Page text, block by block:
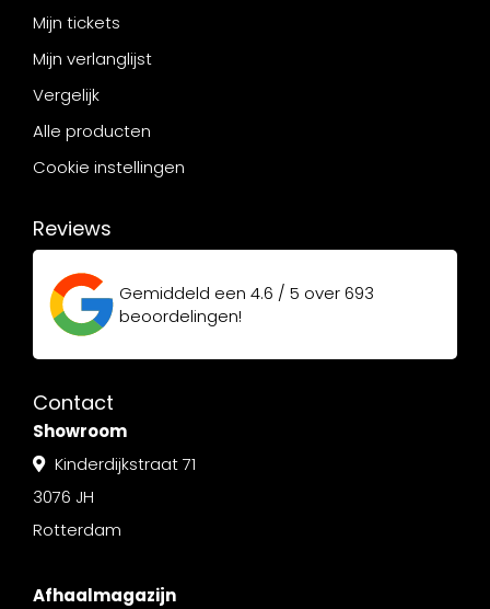
Mijn tickets
Mijn verlanglijst
Vergelijk
Alle producten
Cookie instellingen
Reviews
Gemiddeld een 4.6 / 5 over693
beoordelingen!
Contact
Showroom
Kinderdijkstraat 71
3076 JH
Rotterdam
Afhaalmagazijn